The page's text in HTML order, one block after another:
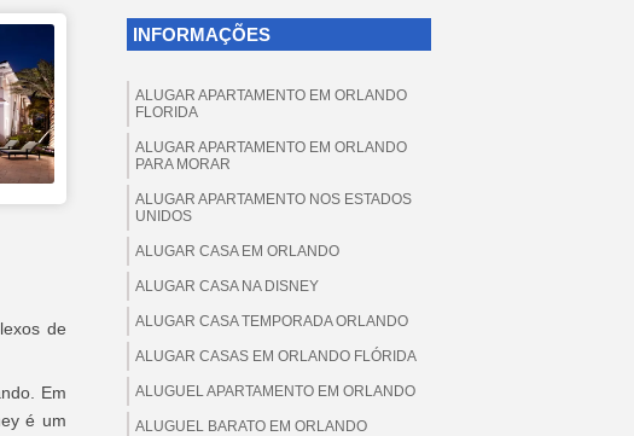
de
Em
é um
INFORMAÇÕES
ALUGAR APARTAMENTO EM ORLANDO
FLORIDA
ALUGAR APARTAMENTO EM ORLANDO
PARA MORAR
ALUGAR APARTAMENTO NOS ESTADOS
UNIDOS
ALUGAR CASA EM ORLANDO
ALUGAR CASA NA DISNEY
ALUGAR CASA TEMPORADA ORLANDO
ALUGAR CASAS EM ORLANDO FLÓRIDA
ALUGUEL APARTAMENTO EM ORLANDO
ALUGUEL BARATO EM ORLANDO